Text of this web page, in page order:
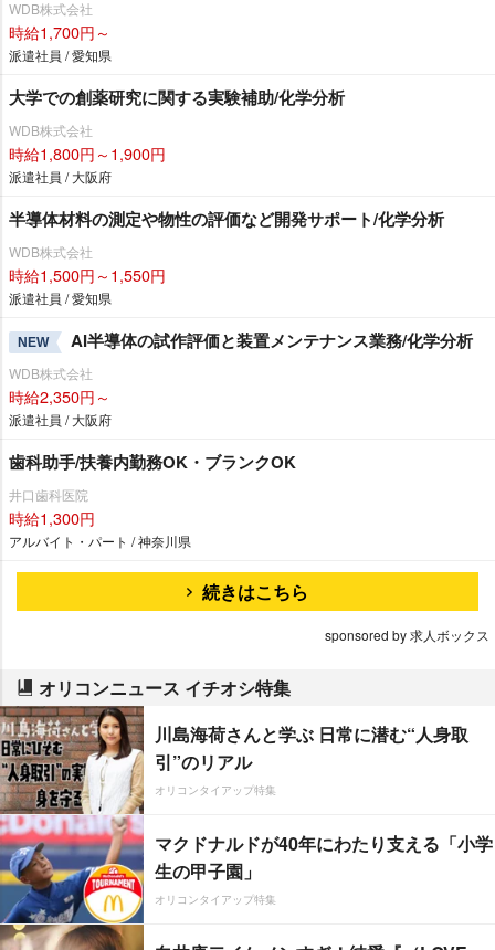
WDB株式会社
時給1,700円～
派遣社員 / 愛知県
大学での創薬研究に関する実験補助/化学分析
WDB株式会社
時給1,800円～1,900円
派遣社員 / 大阪府
半導体材料の測定や物性の評価など開発サポート/化学分析
WDB株式会社
時給1,500円～1,550円
派遣社員 / 愛知県
NEW AI半導体の試作評価と装置メンテナンス業務/化学分析
WDB株式会社
時給2,350円～
派遣社員 / 大阪府
歯科助手/扶養内勤務OK・ブランクOK
井口歯科医院
時給1,300円
アルバイト・パート / 神奈川県
続きはこちら
sponsored by 求人ボックス
オリコンニュース イチオシ特集
川島海荷さんと学ぶ 日常に潜む“人身取
引”のリアル
オリコンタイアップ特集
マクドナルドが40年にわたり支える「小学
生の甲子園」
オリコンタイアップ特集